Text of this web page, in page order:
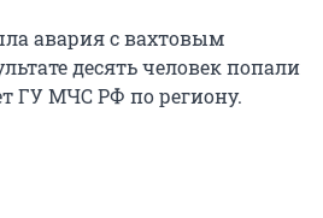
авария с вахтовым
десять человек попали
ГУ МЧС РФ по региону.